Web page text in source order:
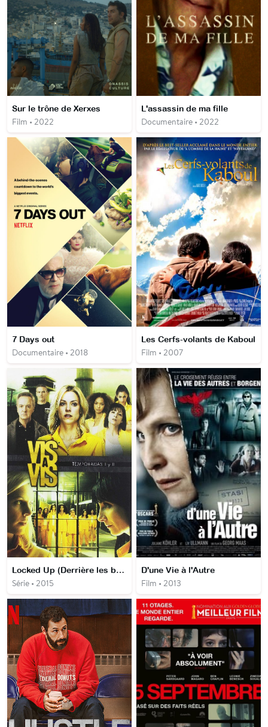
Sur le trône de Xerxes
Film • 2022
L'assassin de ma fille
Documentaire • 2022
7 Days out
Documentaire • 2018
Les Cerfs-volants de Kaboul
Film • 2007
Locked Up (Derrière les barreaux)
Série • 2015
D'une Vie à l'Autre
Film • 2013